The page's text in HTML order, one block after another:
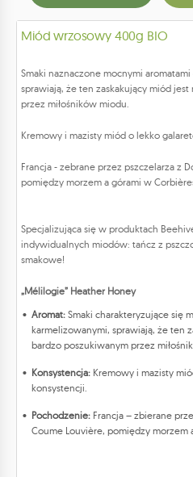
Miód wrzosowy 400g BIO
Smaki naznaczone mocnymi
sprawiają, że ten zaskakujący miód
przez miłośników miodu.
Kremowy i mazisty miód o lekko
Francja - zebrane przez pszczelarza z
pomiędzy morzem a górami w
Specjalizująca się w produktach
indywidualnych miodów: tańcz z
smakowe!
„Mélilogie” Heather Honey
Aromat: Smaki charakteryzujące się
karmelizowanymi, sprawiają, że ten
bardzo poszukiwanym przez
Konsystencja: Kremowy i mazisty
konsystencji.
Pochodzenie: Francja – zbierane
Coume Louvière, pomiędzy morzem